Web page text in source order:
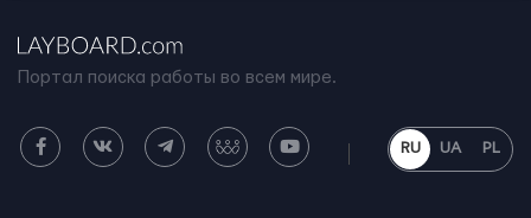
Портал поиска работы во всем мире.
RU UA PL